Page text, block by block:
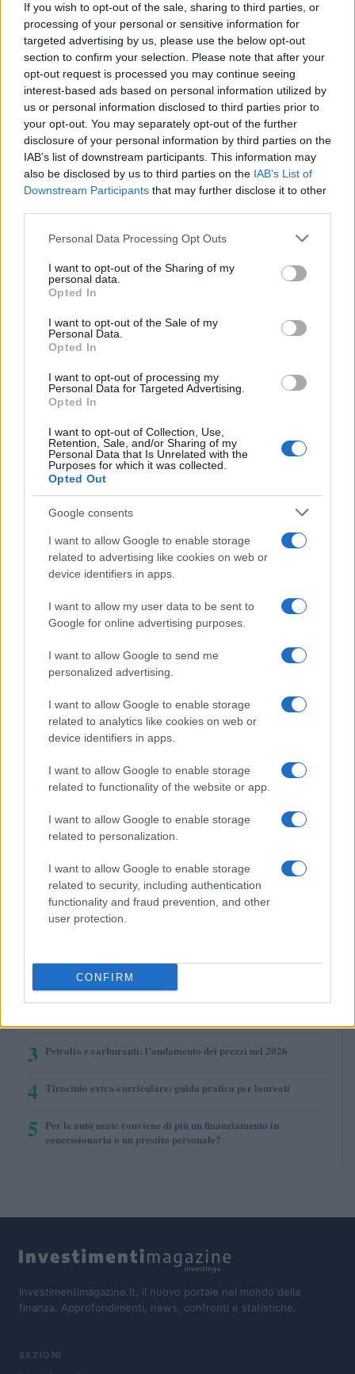
If you wish to opt-out of the sale, sharing to third parties, or
processing of your personal or sensitive information for
targeted advertising by us, please use the below opt-out
section to confirm your selection. Please note that after your
opt-out request is processed you may continue seeing
interest-based ads based on personal information utilized by
us or personal information disclosed to third parties prior to
your opt-out. You may separately opt-out of the further
disclosure of your personal information by third parties on the
IAB’s list of downstream participants. This information may
also be disclosed by us to third parties on the IAB’s List of
Downstream Participants that may further disclose it to other
Please note that this website/app uses one or more Google
not limited to your visit or usage behaviour. You may click to
grant or deny consent to Google and its third-party tags to
use your data for below specified purposes in below Google
consent section.
Personal Data Processing Opt Outs
I want to opt-out of the Sharing of my
personal data.
Opted In
I want to opt-out of the Sale of my
Personal Data.
Opted In
I want to opt-out of processing my
Personal Data for Targeted Advertising.
Opted In
I want to opt-out of Collection, Use,
Retention, Sale, and/or Sharing of my
Personal Data that Is Unrelated with the
Purposes for which it was collected.
Opted Out
Google consents
I want to allow Google to enable storage
related to advertising like cookies on web or
device identifiers in apps.
I want to allow my user data to be sent to
Google for online advertising purposes.
I want to allow Google to send me
personalized advertising.
I want to allow Google to enable storage
related to analytics like cookies on web or
device identifiers in apps.
I want to allow Google to enable storage
related to functionality of the website or app.
I want to allow Google to enable storage
related to personalization.
I want to allow Google to enable storage
related to security, including authentication
functionality and fraud prevention, and other
user protection.
CONFIRM
QUOTAZIONI CRYPTO
Eureka Bridged PAX
Gold (Terra
(PAXG)
$4,187.30
Kinza Babylon Staked
(KBTC)
Morpho Vault
(STEAKEURCV)
$100,000,000,000,000.00
Epoch Island
(EPOCH)
$0.032
Stride Staked Injective
(STINJ)
$16.49
Vested XOR $3,407.11
(JDB)
(TRUAPT)
kpk ETH Prime
(KPK ETH PRIME)
$2,036.25
COME INVESTIRE 500 EURO (per guadagnare)?
3 Petrolio e carburanti: l’andamento dei prezzi nel 2026
4 Tirocinio extra-curriculare: guida pratica per laureati
5 Per le auto usate conviene di più un finanziamento in
concessionaria o un prestito personale?
Investimentimagazine.it, il nuovo portale nel mondo della
finanza. Approfondimenti, news, confronti e statistiche.
SEZIONI